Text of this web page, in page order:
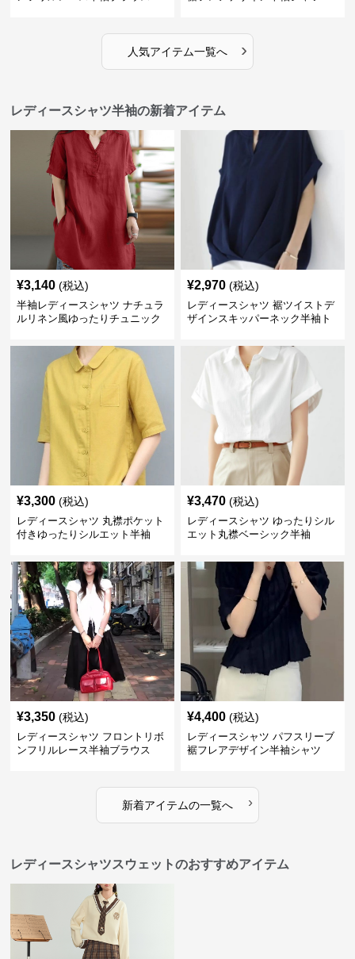
人気アイテム一覧へ ›
レディースシャツ半袖の新着アイテム
¥3,140 (税込)
半袖レディースシャツ ナチュラ
ルリネン風ゆったりチュニック
¥2,970 (税込)
レディースシャツ 裾ツイストデ
ザインスキッパーネック半袖ト
¥3,300 (税込)
レディースシャツ 丸襟ポケット
付きゆったりシルエット半袖
¥3,470 (税込)
レディースシャツ ゆったりシル
エット丸襟ベーシック半袖
¥3,350 (税込)
レディースシャツ フロントリボ
ンフリルレース半袖ブラウス
¥4,400 (税込)
レディースシャツ パフスリーブ
裾フレアデザイン半袖シャツ
新着アイテムの一覧へ ›
レディースシャツスウェットのおすすめアイテム